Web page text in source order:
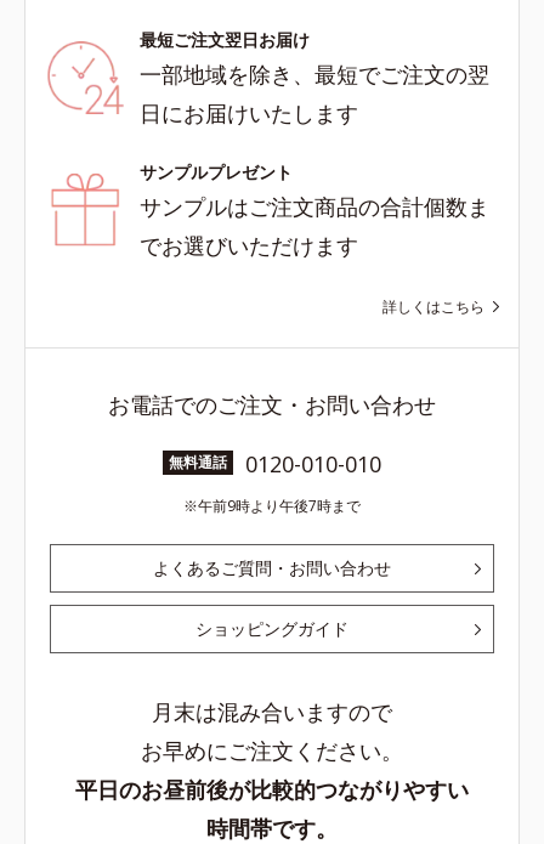
最短ご注文翌日お届け
一部地域を除き、最短でご注文の翌
日にお届けいたします
サンプルプレゼント
サンプルはご注文商品の合計個数ま
でお選びいただけます
詳しくはこちら
お電話でのご注文・お問い合わせ
無料通話 0120-010-010
午前9時より午後7時まで
よくあるご質問・お問い合わせ
ショッピングガイド
月末は混み合いますので
お早めにご注文ください。
平日のお昼前後が比較的つながりやすい
時間帯です。